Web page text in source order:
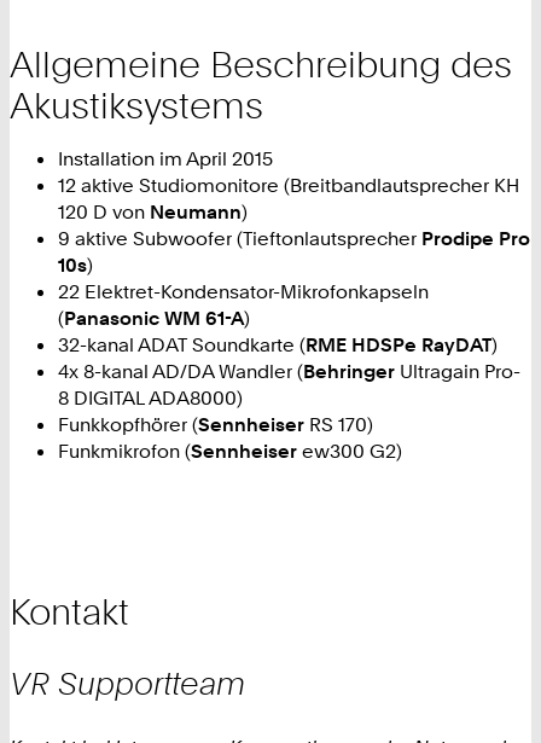
Allgemeine Beschreibung des
Akustiksystems
Installation im April 2015
12 aktive Studiomonitore (Breitbandlautsprecher KH
120 D von Neumann)
9 aktive Subwoofer (Tieftonlautsprecher Prodipe Pro
10s)
22 Elektret-Kondensator-Mikrofonkapseln
(Panasonic WM 61-A)
32-kanal ADAT Soundkarte (RME HDSPe RayDAT)
4x 8-kanal AD/DA Wandler (Behringer Ultragain Pro-
8 DIGITAL ADA8000)
Funkkopfhörer (Sennheiser RS 170)
Funkmikrofon (Sennheiser ew300 G2)
Kontakt
VR Supportteam